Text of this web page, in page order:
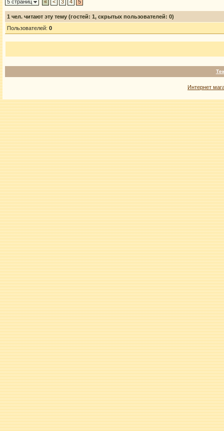
5 страниц « < 3 4 5
1 чел. читают эту тему (гостей: 1, скрытых пользователей: 0)
Пользователей: 0
Интернет